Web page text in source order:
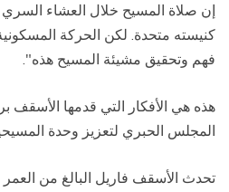
إن صلاة المسيح خلال العشاء
كنيسته متحدة. لكن الحركة
فهم وتحقيق مشيئة المسيح هذه".
هذه هي الأفكار التي قدمها الأسقف
المجلس الحبري لتعزيز وحدة